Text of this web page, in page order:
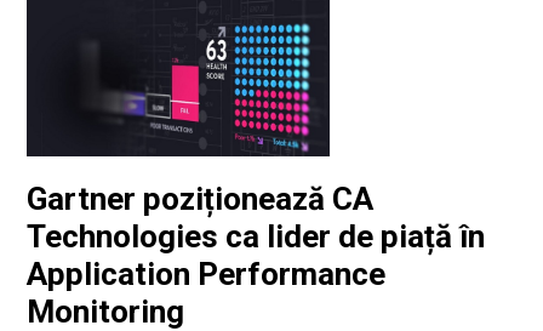
Gartner poziționează CA
Technologies ca lider de piață în
Application Performance
Monitoring